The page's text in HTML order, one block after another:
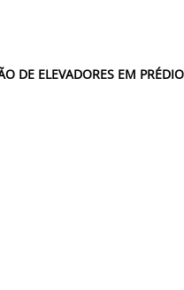
DE ELEVADORES EM